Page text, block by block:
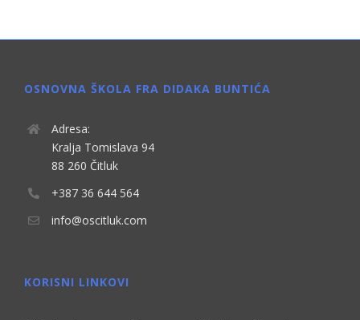
OSNOVNA ŠKOLA FRA DIDAKA BUNTIĆA
Adresa:
Kralja Tomislava 94
88 260 Čitluk
+387 36 644 564
info@oscitluk.com
KORISNI LINKOVI